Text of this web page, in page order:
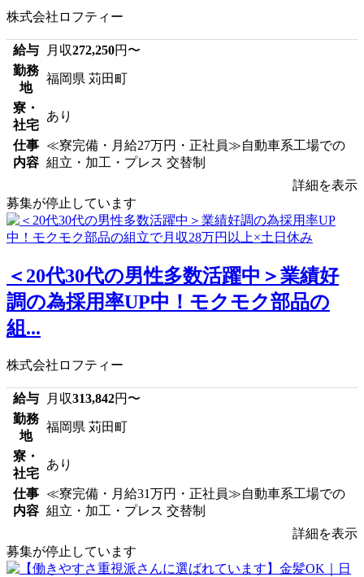
株式会社ロフティー
給与 月収272,250円〜
勤務
地
福岡県 苅田町
寮・
社宅
あり
仕事
内容
≪寮完備・月給27万円・正社員≫自動車系工場での
組立・加工・プレス 交替制
詳細を表示
募集が停止しています
＜20代30代の男性多数活躍中＞業績好
調の為採用率UP中！モクモク部品の
組...
株式会社ロフティー
給与 月収313,842円〜
勤務
地
福岡県 苅田町
寮・
社宅
あり
仕事
内容
≪寮完備・月給31万円・正社員≫自動車系工場での
組立・加工・プレス 交替制
詳細を表示
募集が停止しています